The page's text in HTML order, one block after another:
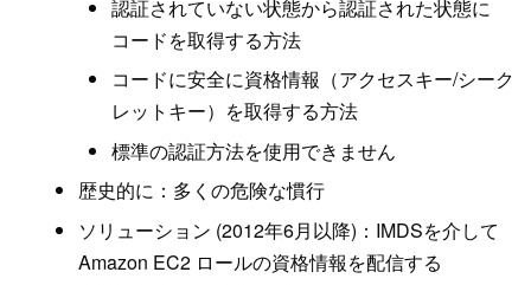
認証されていない状態から認証された状態に
コードを取得する方法
コードに安全に資格情報（アクセスキー/シーク
レットキー）を取得する方法
標準の認証方法を使用できません
歴史的に：多くの危険な慣行
ソリューション (2012年6月以降)：IMDSを介して
Amazon EC2 ロールの資格情報を配信する